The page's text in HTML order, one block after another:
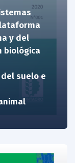
y del
biológica
suelo e